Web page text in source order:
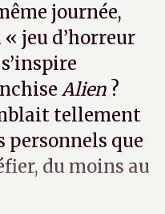
journée,
jeu d’horreur
Alien ?
tellement
personnels que
du moins au